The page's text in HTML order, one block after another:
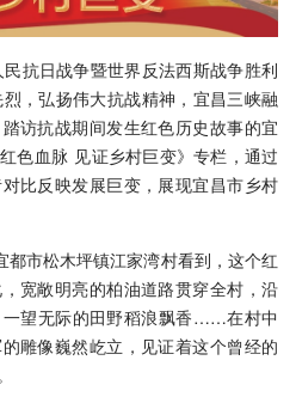
抗日战争暨世界反法西斯战争胜利
，弘扬伟大抗战精神，宜昌三峡融
访抗战期间发生红色历史故事的宜
色血脉 见证乡村巨变》专栏，通过
比反映发展巨变，展现宜昌市乡村
市松木坪镇江家湾村看到，这个红
宽敞明亮的柏油道路贯穿全村，沿
一望无际的田野稻浪飘香……在村中
雕像巍然屹立，见证着这个曾经的